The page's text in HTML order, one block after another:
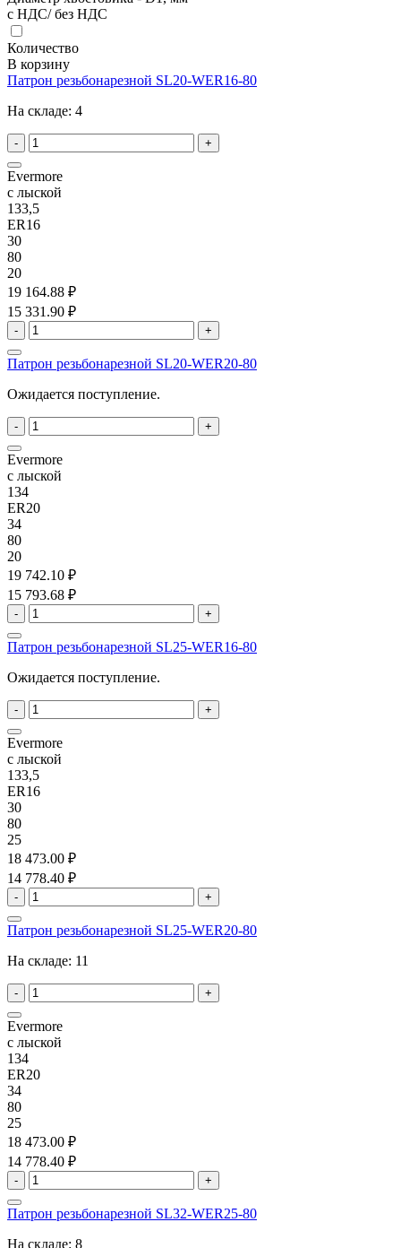
с НДС/ без НДС
Количество
В корзину
Патрон резьбонарезной SL20-WER16-80
На складе: 4
- +
Evermore
с лыской
133,5
ER16
30
80
20
19 164.88 ₽
15 331.90 ₽
- +
Патрон резьбонарезной SL20-WER20-80
Ожидается поступление.
- +
Evermore
с лыской
134
ER20
34
80
20
19 742.10 ₽
15 793.68 ₽
- +
Патрон резьбонарезной SL25-WER16-80
Ожидается поступление.
- +
Evermore
с лыской
133,5
ER16
30
80
25
18 473.00 ₽
14 778.40 ₽
- +
Патрон резьбонарезной SL25-WER20-80
На складе: 11
- +
Evermore
с лыской
134
ER20
34
80
25
18 473.00 ₽
14 778.40 ₽
- +
Патрон резьбонарезной SL32-WER25-80
На складе: 8